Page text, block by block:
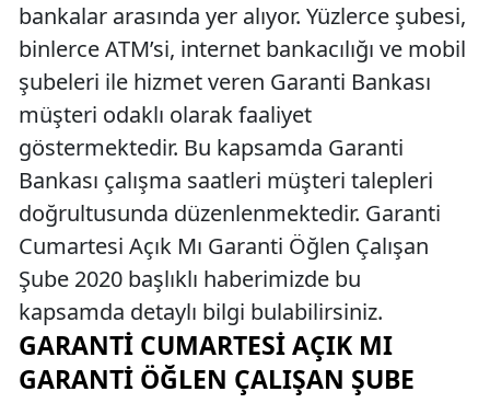
bankalar arasında yer alıyor. Yüzlerce şubesi,
binlerce ATM’si, internet bankacılığı ve mobil
şubeleri ile hizmet veren Garanti Bankası
müşteri odaklı olarak faaliyet
göstermektedir. Bu kapsamda Garanti
Bankası çalışma saatleri müşteri talepleri
doğrultusunda düzenlenmektedir. Garanti
Cumartesi Açık Mı Garanti Öğlen Çalışan
Şube 2020 başlıklı haberimizde bu
kapsamda detaylı bilgi bulabilirsiniz.
GARANTI CUMARTESI AÇIK MI
GARANTI ÖĞLEN ÇALIŞAN ŞUBE